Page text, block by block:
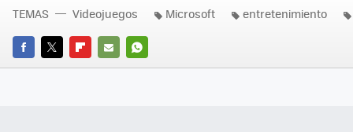
FACEBOOK
TWITTERFLIPBOARD
E-
WHATSAPP
TEMAS Videojuegos Microsoft entretenimiento